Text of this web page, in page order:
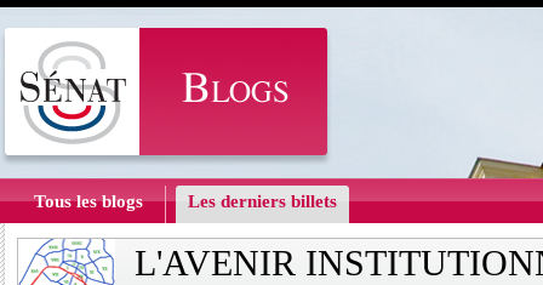
Tous les blogs Les derniers billets
L'AVENIR